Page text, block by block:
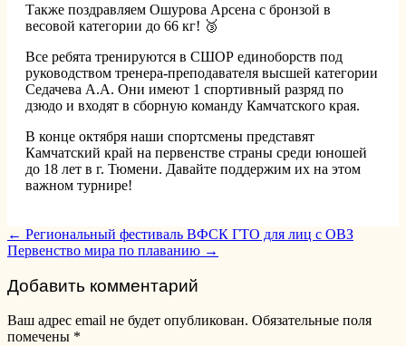
Также поздравляем Ошурова Арсена с бронзой в
весовой категории до 66 кг! 🥉
Все ребята тренируются в СШОР единоборств под
руководством тренера-преподавателя высшей категории
Седачева А.А. Они имеют 1 спортивный разряд по
дзюдо и входят в сборную команду Камчатского края.
В конце октября наши спортсмены представят
Камчатский край на первенстве страны среди юношей
до 18 лет в г. Тюмени. Давайте поддержим их на этом
важном турнире!
Post
navigation
← Региональный фестиваль ВФСК ГТО для лиц с ОВЗ
Первенство мира по плаванию →
Добавить комментарий
Ваш адрес email не будет опубликован. Обязательные поля
помечены *